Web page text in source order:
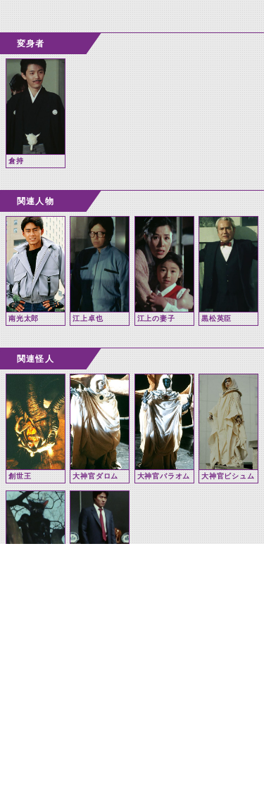
変身者
倉持
関連人物
南光太郎 江上卓也 江上の妻子 黒松英臣
関連怪人
創世王 大神官ダロム 大神官バラオム 大神官ビシュム